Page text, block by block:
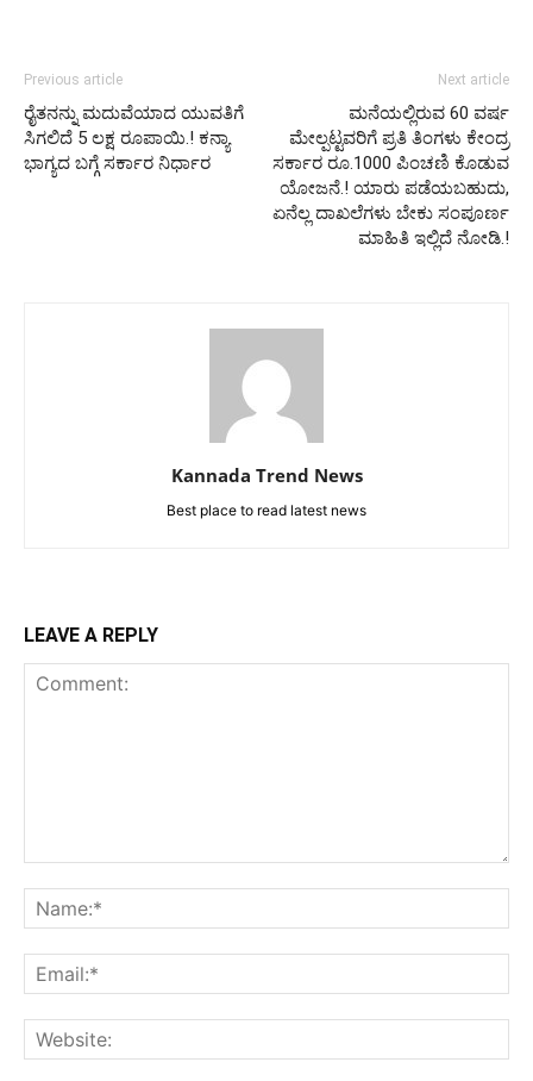
Previous article
ರೈತನನ್ನು ಮದುವೆಯಾದ ಯುವತಿಗೆ
ಸಿಗಲಿದೆ 5 ಲಕ್ಷ ರೂಪಾಯಿ.! ಕನ್ಯಾ
ಭಾಗ್ಯದ ಬಗ್ಗೆ ಸರ್ಕಾರ ನಿರ್ಧಾರ
Next article
ಮನೆಯಲ್ಲಿರುವ 60 ವರ್ಷ
ಮೇಲ್ಪಟ್ಟವರಿಗೆ ಪ್ರತಿ ತಿಂಗಳು ಕೇಂದ್ರ
ಸರ್ಕಾರ ರೂ.1000 ಪಿಂಚಣಿ ಕೊಡುವ
ಯೋಜನೆ.! ಯಾರು ಪಡೆಯಬಹುದು,
ಏನೆಲ್ಲ ದಾಖಲೆಗಳು ಬೇಕು ಸಂಪೂರ್ಣ
ಮಾಹಿತಿ ಇಲ್ಲಿದೆ ನೋಡಿ.!
Kannada Trend News
Best place to read latest news
LEAVE A REPLY